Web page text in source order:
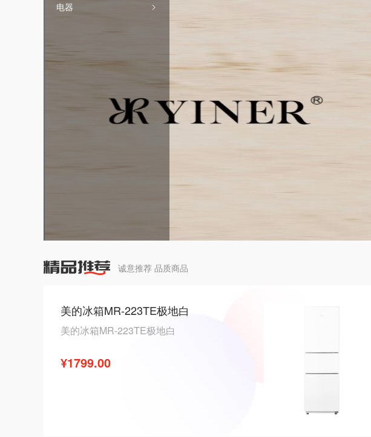
电器
诚意推荐 品质商品
美的冰箱MR-223TE极地白
美的冰箱MR-223TE极地白
¥1799.00